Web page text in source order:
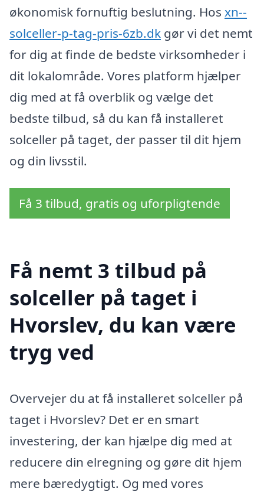
økonomisk fornuftig beslutning. Hos xn--
solceller-p-tag-pris-6zb.dk gør vi det nemt
for dig at finde de bedste virksomheder i
dit lokalområde. Vores platform hjælper
dig med at få overblik og vælge det
bedste tilbud, så du kan få installeret
solceller på taget, der passer til dit hjem
og din livsstil.
Få 3 tilbud, gratis og uforpligtende
Få nemt 3 tilbud på
solceller på taget i
Hvorslev, du kan være
tryg ved
Overvejer du at få installeret solceller på
taget i Hvorslev? Det er en smart
investering, der kan hjælpe dig med at
reducere din elregning og gøre dit hjem
mere bæredygtigt. Og med vores